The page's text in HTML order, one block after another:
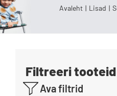
Lisad
Blogi
Avaleht Lisad
Ava filtrid
Filtreeri tooteid